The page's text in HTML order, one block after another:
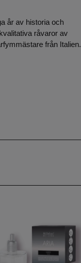
år av historia och
råvaror av
från Italien.